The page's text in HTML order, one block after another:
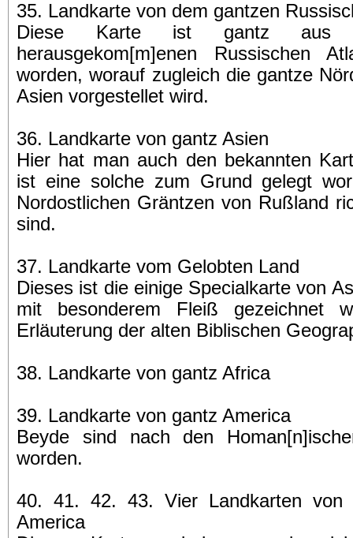
35. Landkarte von dem gantzen
Diese Karte ist gantz aus
herausgekom[m]enen Russischen
worden, worauf zugleich die gantze
Asien vorgestellet wird.
36. Landkarte von gantz Asien
Hier hat man auch den bekannten
ist eine solche zum Grund gelegt
Nordostlichen Gräntzen von Rußland
sind.
37. Landkarte vom Gelobten Land
Dieses ist die einige Specialkarte von
mit besonderem Fleiß gezeichnet
Erläuterung der alten Biblischen
38. Landkarte von gantz Africa
39. Landkarte von gantz America
Beyde sind nach den
worden.
40. 41. 42. 43. Vier Landkarten von
America